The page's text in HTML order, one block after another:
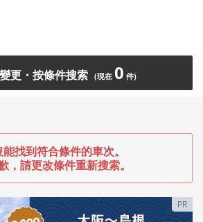
更・按條件搜索 0
能找到符合條件的車次。
，請更改條件重新搜索。
PR